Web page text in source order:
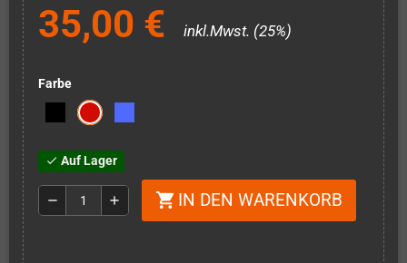
35,00 € inkl.Mwst. (25%)
Farbe
check Auf Lager
remove add shopping_cart IN DEN WARENKORB